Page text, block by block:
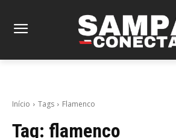
Início Tags Flamenco
Tag: flamenco